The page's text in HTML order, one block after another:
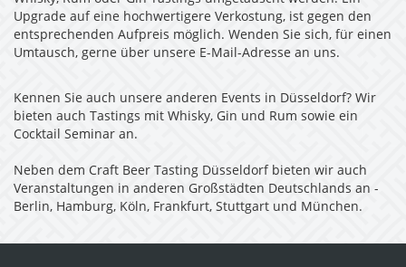
Upgrade auf eine hochwertigere Verkostung, ist gegen den
entsprechenden Aufpreis möglich. Wenden Sie sich, für einen
Umtausch, gerne über unsere E-Mail-Adresse an uns.
Kennen Sie auch unsere anderen Events in Düsseldorf? Wir
bieten auch Tastings mit Whisky, Gin und Rum sowie ein
Cocktail Seminar an.
Neben dem Craft Beer Tasting Düsseldorf bieten wir auch
Veranstaltungen in anderen Großstädten Deutschlands an -
Berlin, Hamburg, Köln, Frankfurt, Stuttgart und München.